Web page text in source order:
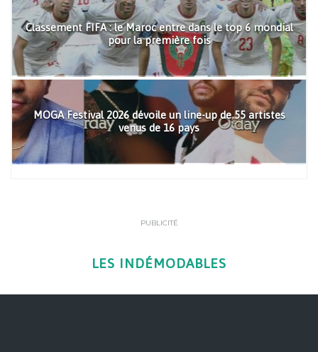
Classement FIFA : le Maroc entre dans le top 6 mondial
pour la première fois
MOGA Festival 2026 dévoile un line-up de 55 artistes
venus de 16 pays
PUBLICITÉ
LES INDÉMODABLES